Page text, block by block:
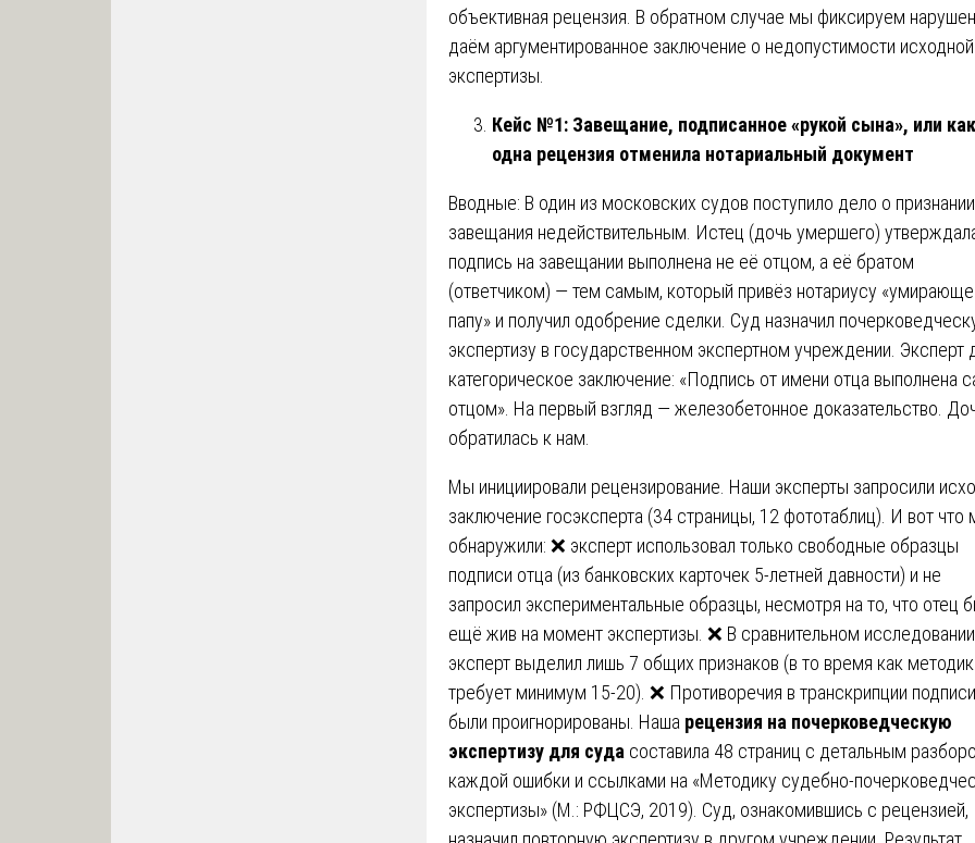
объективная рецензия. В обратном случае мы фиксируем
даём аргументированное заключение о недопустимости исходной
экспертизы.
Кейс №1: Завещание, подписанное «рукой сына», или как
одна рецензия отменила нотариальный документ
Вводные: В один из московских судов поступило дело о признании
завещания недействительным. Истец (дочь умершего)
подпись на завещании выполнена не её отцом, а её братом
(ответчиком) — тем самым, который привёз нотариусу
папу» и получил одобрение сделки. Суд назначил
экспертизу в государственном экспертном учреждении. Эксперт
категорическое заключение: «Подпись от имени отца выполнена
отцом». На первый взгляд — железобетонное доказательство.
обратилась к нам.
Мы инициировали рецензирование. Наши эксперты запросили
заключение госэксперта (34 страницы, 12 фототаблиц). И вот что
обнаружили: ❌ эксперт использовал только свободные образцы
подписи отца (из банковских карточек 5-летней давности) и не
запросил экспериментальные образцы, несмотря на то, что отец
ещё жив на момент экспертизы. ❌ В сравнительном исследовании
эксперт выделил лишь 7 общих признаков (в то время как
требует минимум 15-20). ❌ Противоречия в транскрипции подписи
были проигнорированы. Наша рецензия на почерковедческую
экспертизу для суда составила 48 страниц с детальным
каждой ошибки и ссылками на «Методику судебно-
экспертизы» (М.: РФЦСЭ, 2019). Суд, ознакомившись с рецензией,